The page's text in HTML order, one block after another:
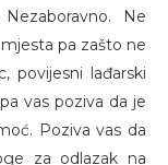
Ne
pa zašto ne
povijesni lađarski
vas poziva da je
Poziva vas da
za odlazak na